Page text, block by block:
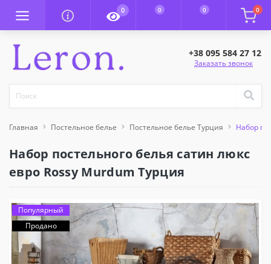
0 0 0 0
+38 095 584 27 12
Заказать звонок
Главная Постельное белье Постельное белье Турция Набор
Набор постельного белья сатин люкс
евро Rossy Murdum Турция
Популярный
Продано